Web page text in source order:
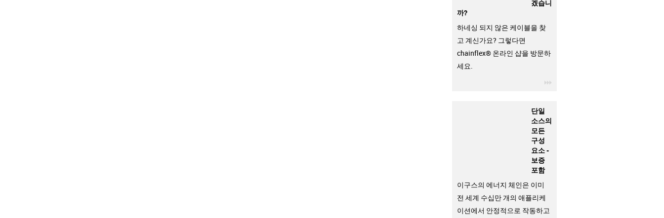
겠습니
까?
하네싱 되지 않은 케이블을 찾
고 계신가요? 그렇다면
chainflex® 온라인 샵을 방문하
세요.
단일
소스의
모든
구성
요소 -
보증
포함
이구스의 에너지 체인은 이미
전 세계 수십만 개의 애플리케
이션에서 안정적으로 작동하고